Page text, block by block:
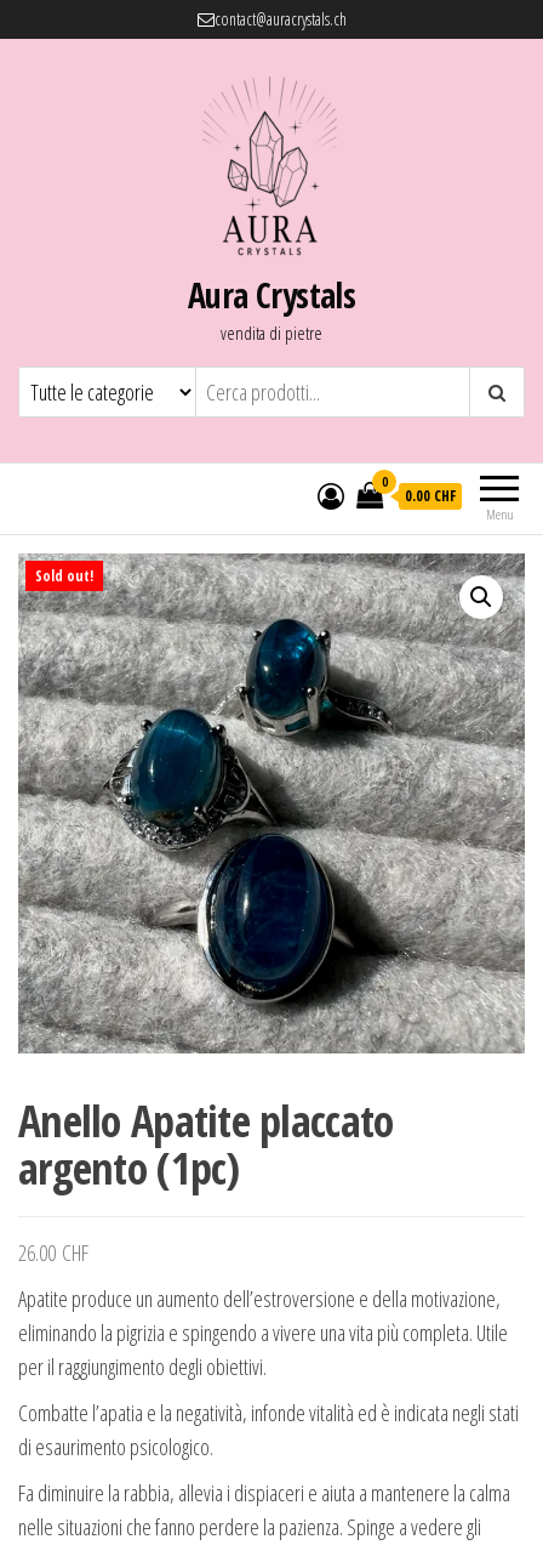
contact@auracrystals.ch
Aura Crystals
vendita di pietre
Menu
0
0.00 CHF
Sold out!
Anello Apatite placcato
argento (1pc)
26.00 CHF
Apatite produce un aumento dell’estroversione e della motivazione,
eliminando la pigrizia e spingendo a vivere una vita più completa. Utile
per il raggiungimento degli obiettivi.
Combatte l’apatia e la negatività, infonde vitalità ed è indicata negli stati
di esaurimento psicologico.
Fa diminuire la rabbia, allevia i dispiaceri e aiuta a mantenere la calma
nelle situazioni che fanno perdere la pazienza. Spinge a vedere gli